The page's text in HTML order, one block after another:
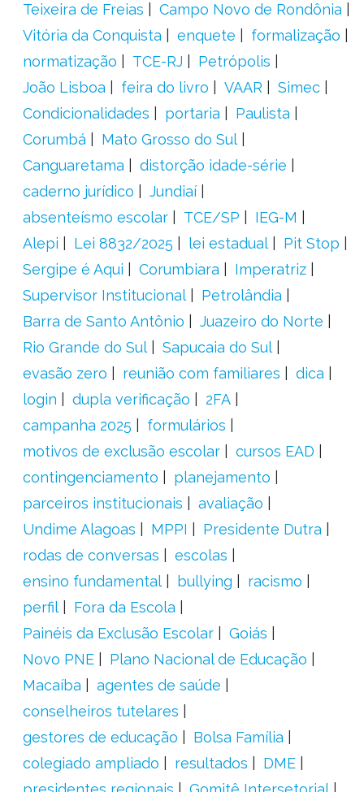
Teixeira de Freias
Campo Novo de Rondônia
Vitória da Conquista
enquete
formalização
normatização
TCE-RJ
Petrópolis
João Lisboa
feira do livro VAAR
Simec
Condicionalidades
portaria
Paulista
Corumbá
Mato Grosso do Sul
Canguaretama
distorção idade-série
caderno jurídico
Jundiaí
absenteísmo escolar
TCE/SP
IEG-M
Alepi
Lei 8832/2025 lei estadual
Pit Stop
Sergipe é Aqui
Corumbiara
Imperatriz
Supervisor Institucional
Petrolândia
Barra de Santo Antônio
Juazeiro do Norte
Rio Grande do Sul
Sapucaia do Sul
evasão zero
reunião com familiares
dica
login
dupla verificação
2FA
campanha 2025
formulários
motivos de exclusão escolar
cursos EAD
contingenciamento
planejamento
parceiros institucionais
avaliação
Undime Alagoas
MPPI
Presidente Dutra
rodas de conversas
escolas
ensino fundamental
bullying
racismo
perfil
Fora da Escola
Painéis da Exclusão Escolar
Goiás
Novo PNE
Plano Nacional de Educação
Macaíba
agentes de saúde
conselheiros tutelares
gestores de educação
Bolsa Família
colegiado ampliado
resultados
DME